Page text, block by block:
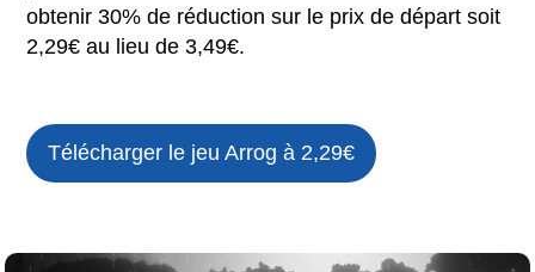
obtenir 30% de réduction sur le prix de départ soit
2,29€ au lieu de 3,49€.
Télécharger le jeuArrog à 2,29€